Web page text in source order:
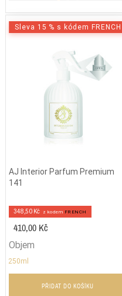
Sleva 15 % s kódem FRENCH
AJ Interior Parfum Premium
141
348,50 Kč z kodem FRENCH
410,00 Kč
Objem
250ml
PŘIDAT DO KOŠÍKU